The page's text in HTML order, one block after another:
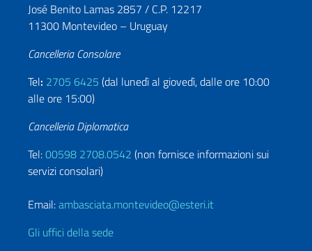
José Benito Lamas 2857 / C.P. 12217
11300 Montevideo – Uruguay
Cancelleria Consolare
Tel: 2705 6425 (dal lunedì al giovedì, dalle ore 10:00
alle ore 15:00)
Cancelleria Diplomatica
Tel:00598 2708.0542 (non fornisce informazioni sui
servizi consolari)
Email:ambasciata.montevideo@esteri.it
Gli uffici della sede